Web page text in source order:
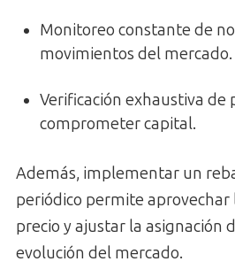
Monitoreo constante de
movimientos del mercado.
Verificación exhaustiva de
comprometer capital.
Además, implementar un
periódico permite aprovechar
precio y ajustar la asignación
evolución del mercado.